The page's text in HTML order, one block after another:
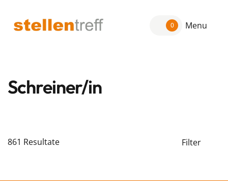
0 Menu
Schreiner/in
861 Resultate Filter